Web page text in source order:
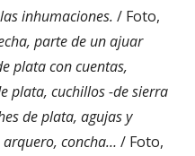
inhumaciones. / Foto,
parte de un ajuar
plata con cuentas,
plata, cuchillos -de sierra
de plata, agujas y
arquero, concha… / Foto,